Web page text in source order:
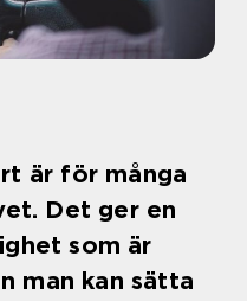
är för många
Det ger en
som är
man kan sätta